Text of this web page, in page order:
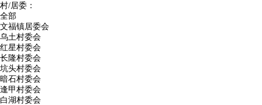
村/居委：
全部
文福镇居委会
乌土村委会
红星村委会
长隆村委会
坑头村委会
暗石村委会
逢甲村委会
白湖村委会